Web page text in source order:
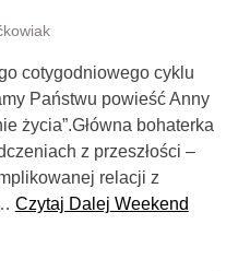
cotygodniowego cyklu
Państwu powieść Anny
życia”.Główna bohaterka
z przeszłości –
relacji z
Czytaj Dalej Weekend